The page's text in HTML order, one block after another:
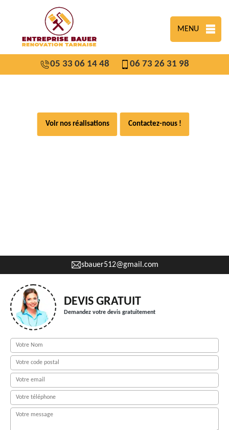
MENU
05 33 06 14 48 06 73 26 31 98
Voir nos réalisations Contactez-nous !
sbauer512@gmail.com
DEVIS GRATUIT
Demandez votre devis gratuitement